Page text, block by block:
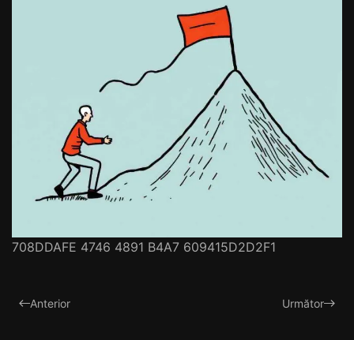
708DDAFE 4746 4891 B4A7 609415D2D2F1
Anterior Următor